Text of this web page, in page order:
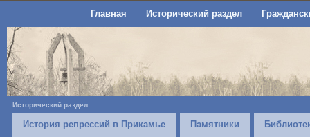
Главная Исторический раздел
Исторический раздел:
История репрессий в Прикамье Памятники